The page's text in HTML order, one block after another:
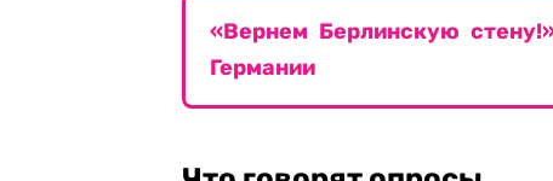
«Вернем Берлинскую
Германии